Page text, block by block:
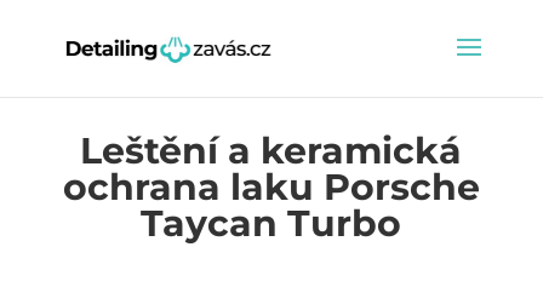
Leštění a keramická
ochrana laku Porsche
Taycan Turbo